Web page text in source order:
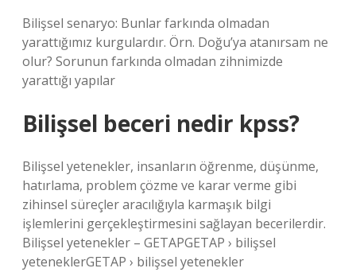
Bilişsel senaryo: Bunlar farkında olmadan
yarattığımız kurgulardır. Örn. Doğu’ya atanırsam ne
olur? Sorunun farkında olmadan zihnimizde
yarattığı yapılar
Bilişsel beceri nedir kpss?
Bilişsel yetenekler, insanların öğrenme, düşünme,
hatırlama, problem çözme ve karar verme gibi
zihinsel süreçler aracılığıyla karmaşık bilgi
işlemlerini gerçekleştirmesini sağlayan becerilerdir.
Bilişsel yetenekler – GETAPGETAP › bilişsel
yeteneklerGETAP › bilişsel yetenekler